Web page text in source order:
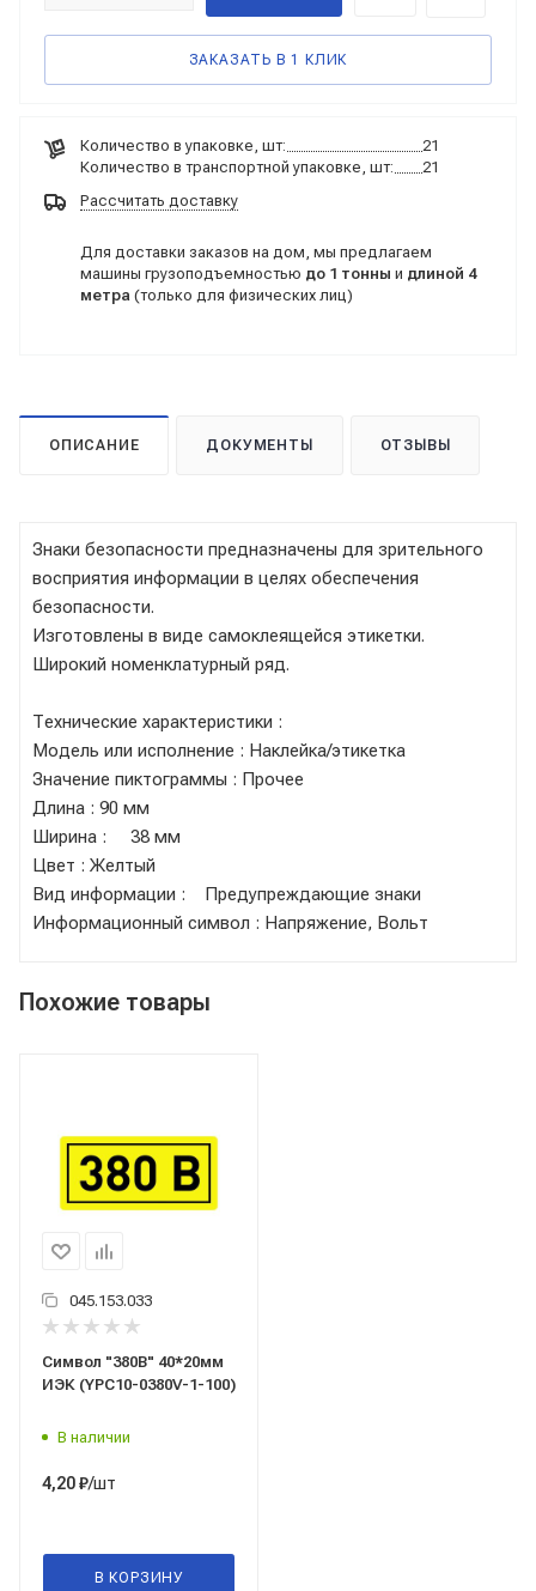
ЗАКАЗАТЬ В 1 КЛИК
Количество в упаковке, шт:
21
Количество в транспортной упаковке, шт:
21
Рассчитать доставку
Для доставки заказов на дом, мы предлагаем
машины грузоподъемностью до 1 тонны и длиной 4
метра (только для физических лиц)
ОПИСАНИЕ ДОКУМЕНТЫ ОТЗЫВЫ
Знаки безопасности предназначены для зрительного
восприятия информации в целях обеспечения
безопасности.
Изготовлены в виде самоклеящейся этикетки.
Широкий номенклатурный ряд.
Технические характеристики :
Модель или исполнение : Наклейка/этикетка
Значение пиктограммы : Прочее
Длина : 90 мм
Ширина : 38 мм
Цвет : Желтый
Вид информации : Предупреждающие знаки
Информационный символ : Напряжение, Вольт
Похожие товары
045.153.033
Символ "380В" 40*20мм
ИЭК (YPC10-0380V-1-100)
В наличии
4,20₽/шт
В КОРЗИНУ